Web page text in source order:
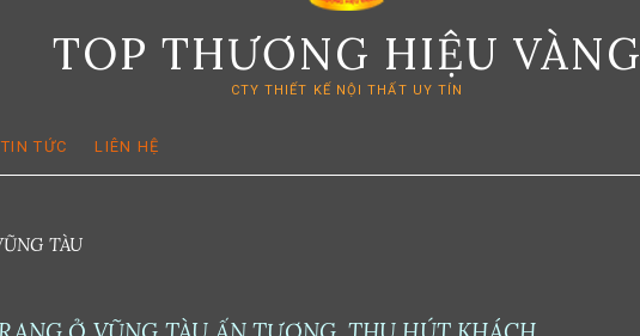
TOP THƯƠNG HIỆU VÀNG
CTY THIẾT KẾ NỘI THẤT UY TÍN
TIN TỨC LIÊN HỆ
TÀU